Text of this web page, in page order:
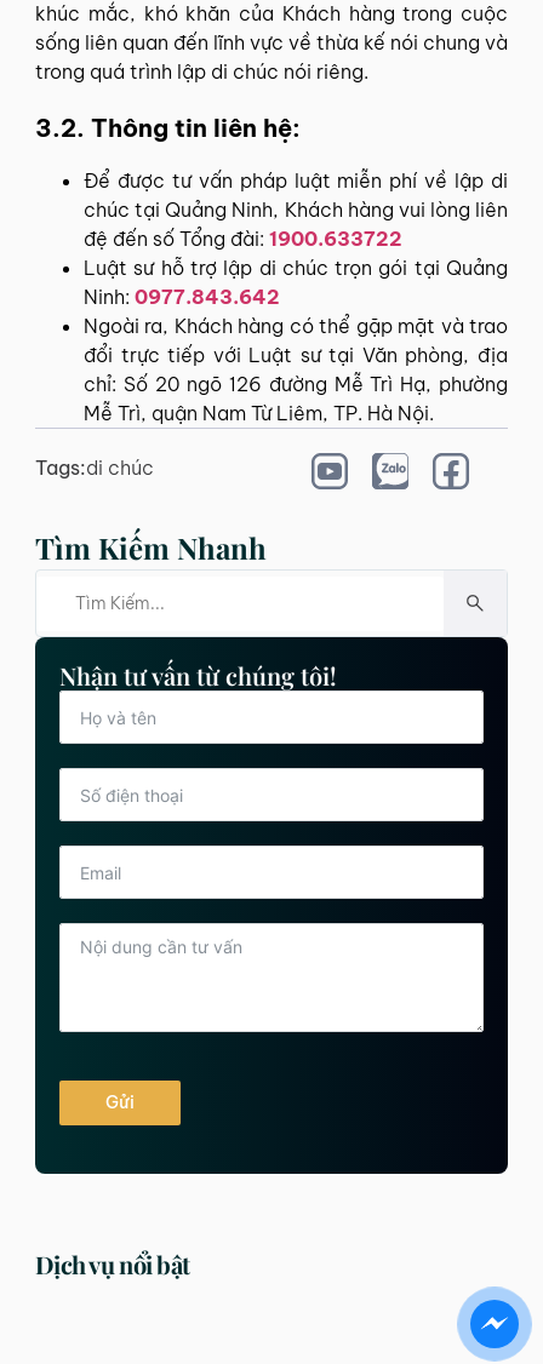
khúc mắc, khó khăn của Khách hàng trong cuộc
sống liên quan đến lĩnh vực về thừa kế nói chung và
trong quá trình lập di chúc nói riêng.
3.2. Thông tin liên hệ:
Để được tư vấn pháp luật miễn phí về lập di
chúc tại Quảng Ninh, Khách hàng vui lòng liên
đệ đến số Tổng đài: 1900.633722
Luật sư hỗ trợ lập di chúc trọn gói tại Quảng
Ninh: 0977.843.642
Ngoài ra, Khách hàng có thể gặp mặt và trao
đổi trực tiếp với Luật sư tại Văn phòng, địa
chỉ: Số 20 ngõ 126 đường Mễ Trì Hạ, phường
Mễ Trì, quận Nam Từ Liêm, TP. Hà Nội.
Tags:di chúc
Tìm Kiếm Nhanh
Nhận tư vấn từ chúng tôi!
Gửi
Dịch vụ nổi bật